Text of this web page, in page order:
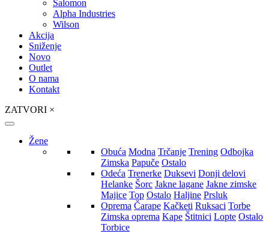
Salomon
Alpha Industries
Wilson
Akcija
Sniženje
Novo
Outlet
O nama
Kontakt
ZATVORI ×
Žene
Obuća Modna Trčanje Trening Odbojka
Zimska Papuče Ostalo
Odeća Trenerke Duksevi Donji delovi
Helanke Šorc Jakne lagane Jakne zimske
Majice Top Ostalo Haljine Prsluk
Oprema Čarape Kačketi Ruksaci Torbe
Zimska oprema Kape Štitnici Lopte Ostalo
Torbice